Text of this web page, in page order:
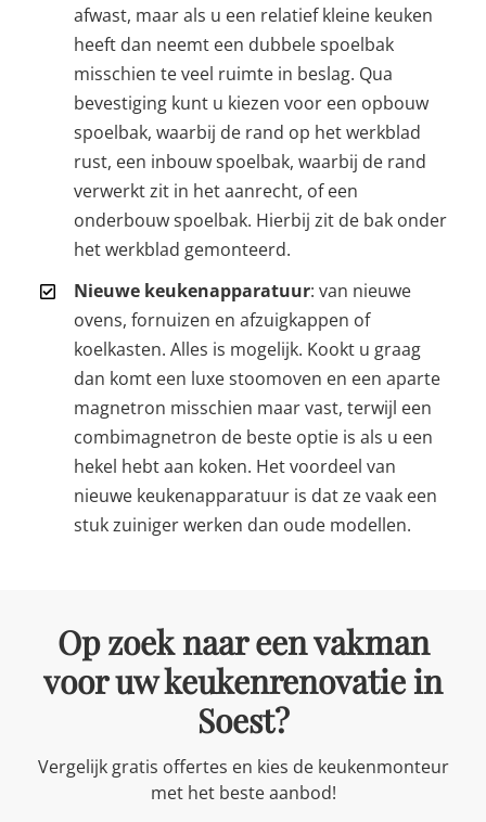
afwast, maar als u een relatief kleine keuken
heeft dan neemt een dubbele spoelbak
misschien te veel ruimte in beslag. Qua
bevestiging kunt u kiezen voor een opbouw
spoelbak, waarbij de rand op het werkblad
rust, een inbouw spoelbak, waarbij de rand
verwerkt zit in het aanrecht, of een
onderbouw spoelbak. Hierbij zit de bak onder
het werkblad gemonteerd.
Nieuwe keukenapparatuur: van nieuwe
ovens, fornuizen en afzuigkappen of
koelkasten. Alles is mogelijk. Kookt u graag
dan komt een luxe stoomoven en een aparte
magnetron misschien maar vast, terwijl een
combimagnetron de beste optie is als u een
hekel hebt aan koken. Het voordeel van
nieuwe keukenapparatuur is dat ze vaak een
stuk zuiniger werken dan oude modellen.
Op zoek naar een vakman
voor uw keukenrenovatie in
Soest?
Vergelijk gratis offertes en kies de keukenmonteur
met het beste aanbod!